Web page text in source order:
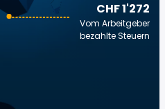
CHF 1'272
Vom Arbeitgeber
bezahlte Steuern